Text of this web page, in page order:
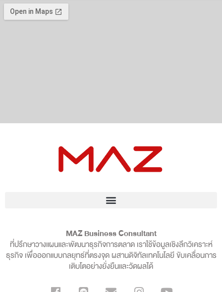
MAZ Business Consultant
ที่ปรึกษาวางแผนและพัฒนาธุรกิจการตลาด เราใช้ข้อมูลเชิงลึกวิเคราะห์
ธุรกิจ เพื่อออกแบบกลยุทธ์ที่ตรงจุด ผสานดิจิทัลเทคโนโลยี ขับเคลื่อนการ
เติบโตอย่างยั่งยืนและวัดผลได้